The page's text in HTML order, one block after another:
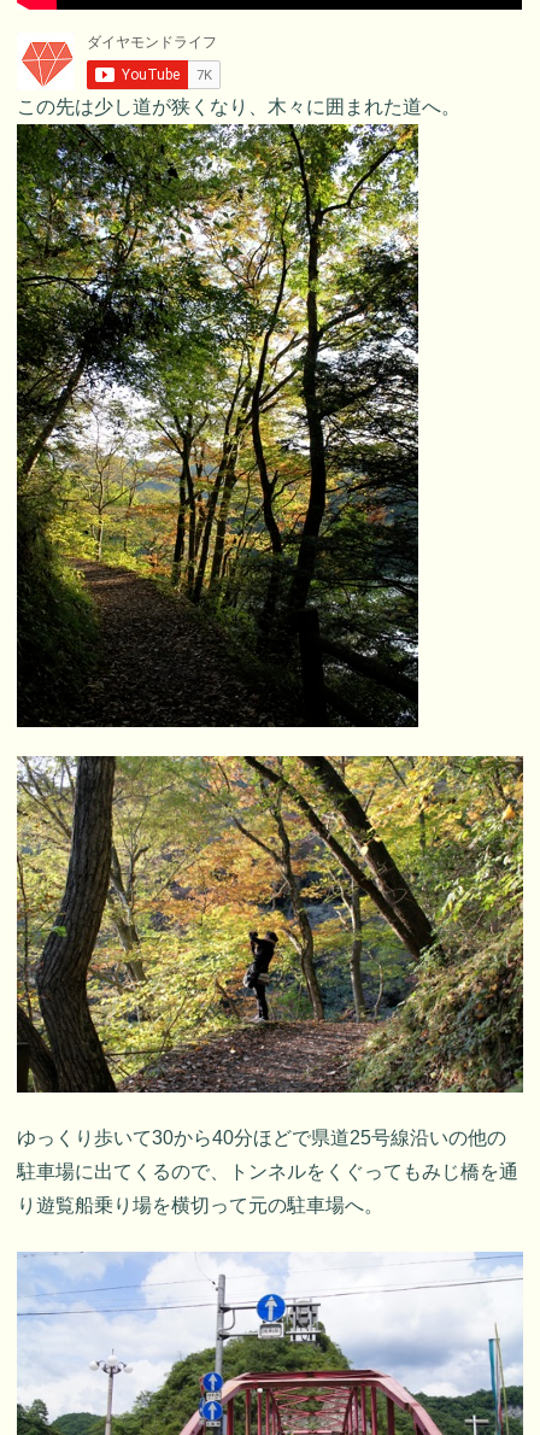
この先は少し道が狭くなり、木々に囲まれた道へ。
ゆっくり歩いて30から40分ほどで県道25号線沿いの他の
駐車場に出てくるので、トンネルをくぐってもみじ橋を通
り遊覧船乗り場を横切って元の駐車場へ。